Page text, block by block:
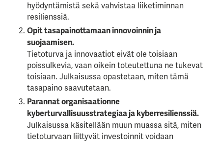
hyödyntämistä sekä vahvistaa liiketiminnan
resilienssiä.
Opit tasapainottamaan innovoinnin ja
suojaamisen.
Tietoturva ja innovaatiot eivät ole toisiaan
poissulkevia, vaan oikein toteutettuna ne tukevat
toisiaan. Julkaisussa opastetaan, miten tämä
tasapaino saavutetaan.
Parannat organisaationne
kyberturvallisuusstrategiaa ja kyberresilienssiä.
Julkaisussa käsitellään muun muassa sitä, miten
tietoturvaan liittyvät investoinnit voidaan